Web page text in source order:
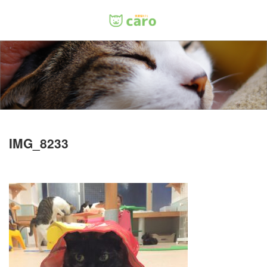
IMG_8233
Menu
ホーム
料金
里親について
お問い合わせ